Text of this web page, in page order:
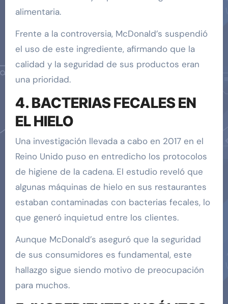
alimentaria.
Frente a la controversia, McDonald’s suspendió
el uso de este ingrediente, afirmando que la
calidad y la seguridad de sus productos eran
una prioridad.
4. BACTERIAS FECALES EN
EL HIELO
Una investigación llevada a cabo en 2017 en el
Reino Unido puso en entredicho los protocolos
de higiene de la cadena. El estudio reveló que
algunas máquinas de hielo en sus restaurantes
estaban contaminadas con bacterias fecales, lo
que generó inquietud entre los clientes.
Aunque McDonald’s aseguró que la seguridad
de sus consumidores es fundamental, este
hallazgo sigue siendo motivo de preocupación
para muchos.